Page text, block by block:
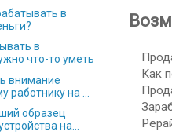
Как
в
в
что-то уметь
внимание
на ...
образец
на...